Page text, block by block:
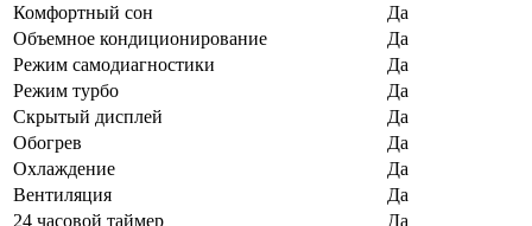
Комфортный сон
Да
Объемное кондиционирование
Да
Режим самодиагностики
Да
Режим турбо
Да
Скрытый дисплей
Да
Обогрев
Да
Охлаждение
Да
Вентиляция
Да
24 часовой таймер
Да